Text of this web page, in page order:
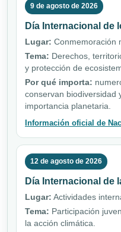
9 de agosto de 2026
Día Internacional de
Lugar: Conmemoración
Tema: Derechos,
y protección de
Por qué importa:
conservan biodiversidad
importancia planetaria.
Información oficial de
12 de agosto de 2026
Día Internacional de
Lugar: Actividades
Tema: Participación
la acción climática.